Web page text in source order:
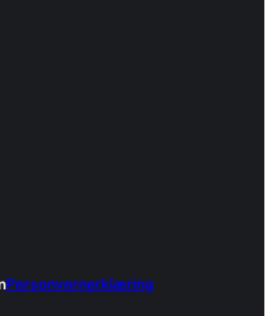
Personvernerklæring